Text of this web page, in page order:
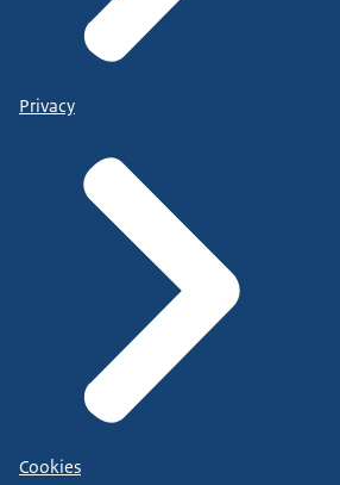
Privacy
Cookies